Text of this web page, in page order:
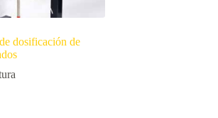
dosificación de